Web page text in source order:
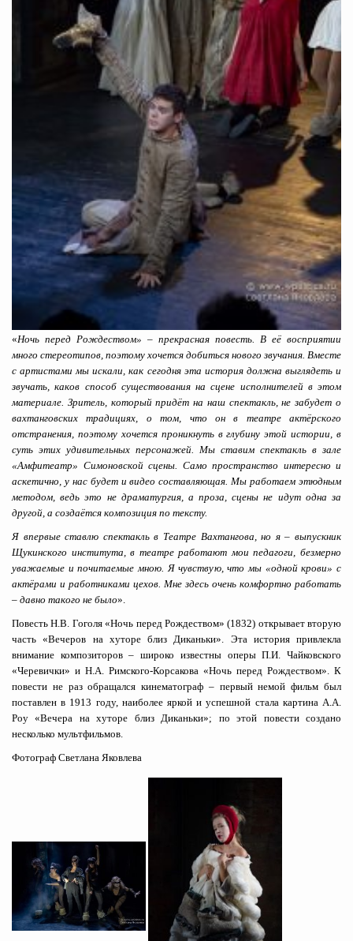
«Ночь перед Рождеством» – прекрасная повесть. В её восприятии
много стереотипов, поэтому хочется добиться нового звучания. Вместе
с артистами мы искали, как сегодня эта история должна выглядеть и
звучать, каков способ существования на сцене исполнителей в этом
материале. Зритель, который придёт на наш спектакль, не забудет о
вахтанговских традициях, о том, что он в театре актёрского
отстранения, поэтому хочется проникнуть в глубину этой истории, в
суть этих удивительных персонажей. Мы ставим спектакль в зале
«Амфитеатр» Симоновской сцены. Само пространство интересно и
аскетично, у нас будет и видео составляющая. Мы работаем этюдным
методом, ведь это не драматургия, а проза, сцены не идут одна за
другой, а создаётся композиция по тексту.
Я впервые ставлю спектакль в Театре Вахтангова, но я – выпускник
Щукинского института, в театре работают мои педагоги, безмерно
уважаемые и почитаемые мною. Я чувствую, что мы «одной крови» с
актёрами и работниками цехов. Мне здесь очень комфортно работать
– давно такого не было».
Повесть Н.В. Гоголя «Ночь перед Рождеством» (1832) открывает вторую
часть «Вечеров на хуторе близ Диканьки». Эта история привлекла
внимание композиторов – широко известны оперы П.И. Чайковского
«Черевички» и Н.А. Римского-Корсакова «Ночь перед Рождеством». К
повести не раз обращался кинематограф – первый немой фильм был
поставлен в 1913 году, наиболее яркой и успешной стала картина А.А.
Роу «Вечера на хуторе близ Диканьки»; по этой повести создано
несколько мультфильмов.
Фотограф Светлана Яковлева